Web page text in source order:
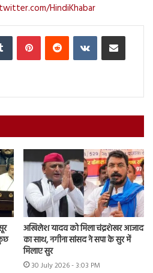
HindiKhabar
Tumblr PinterestReddit VKontakteShare via Email
अखिलेश यादव को मिला चंद्रशेखर आजाद
का साथ, नगीना सांसद ने सपा के सुर में
मिलाए सुर
30 July 2026 - 3:03 PM